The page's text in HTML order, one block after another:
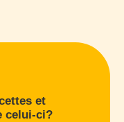
et
celui-ci?